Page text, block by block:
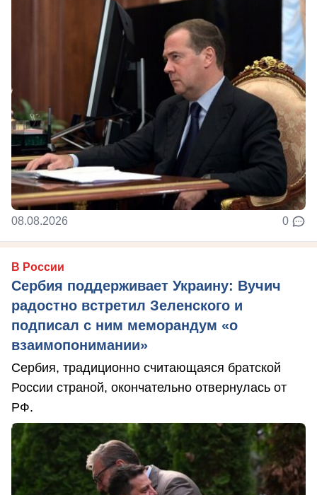
08.08.2026 0
В России
Сербия поддерживает Украину: Вучич
радостно встретил Зеленского и
подписал с ним меморандум «о
взаимопонимании»
Сербия, традиционно считающаяся братской
России страной, окончательно отвернулась от
РФ.